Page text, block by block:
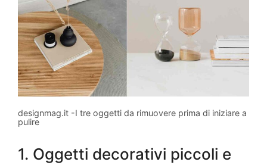
designmag.it -I tre oggetti da rimuovere prima di iniziare a
pulire
1. Oggetti decorativi piccoli e